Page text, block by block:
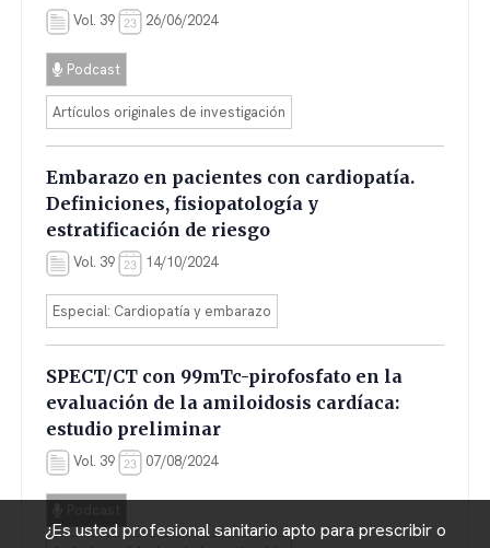
Vol. 39 26/06/2024
Podcast
Artículos originales de investigación
Embarazo en pacientes con cardiopatía.
Definiciones, fisiopatología y
estratificación de riesgo
Vol. 39 14/10/2024
Especial: Cardiopatía y embarazo
SPECT/CT con 99mTc-pirofosfato en la
evaluación de la amiloidosis cardíaca:
estudio preliminar
Vol. 39 07/08/2024
¿Es usted profesional sanitario apto para prescribir o